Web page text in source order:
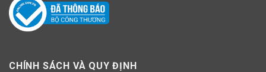
CHÍNH SÁCH VÀ QUY ĐỊNH